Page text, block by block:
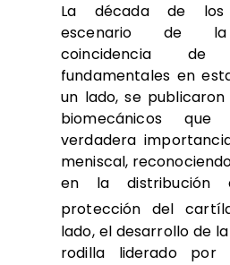
La década de
escenario de la
coincidencia
fundamentales en
un lado, se
biomecánicos
verdadera
meniscal,
en la distribución
protección del
lado, el desarrollo de
rodilla liderado por